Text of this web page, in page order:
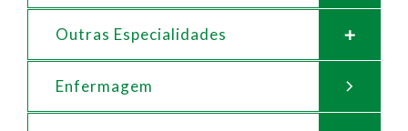
Outras Especialidades
Enfermagem